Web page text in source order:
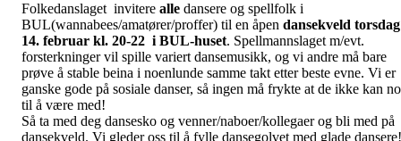
Folkedanslaget invitere alle dansere og spellfolk i
BUL(wannabees/amatører/proffer) til en åpen dansekveld torsdag
14. februar kl. 20-22 i BUL-huset. Spellmannslaget m/evt.
forsterkninger vil spille variert dansemusikk, og vi andre må bare
prøve å stable beina i noenlunde samme takt etter beste evne. Vi er
ganske gode på sosiale danser, så ingen må frykte at de ikke kan
til å være med!
Så ta med deg dansesko og venner/naboer/kollegaer og bli med på
dansekveld. Vi gleder oss til å fylle dansegolvet med glade dansere!